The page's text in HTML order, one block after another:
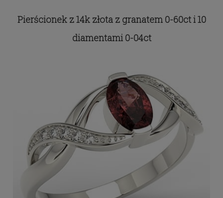
Pierścionek z 14k złota z granatem 0-60ct i 10
diamentami 0-04ct